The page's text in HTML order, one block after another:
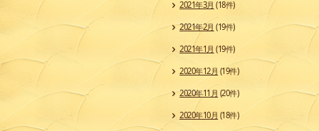
2021年3月(18件)
2021年2月 (19件)
2021年1月 (19件)
2020年12月(19件)
2020年11月 (20件)
2020年10月 (18件)